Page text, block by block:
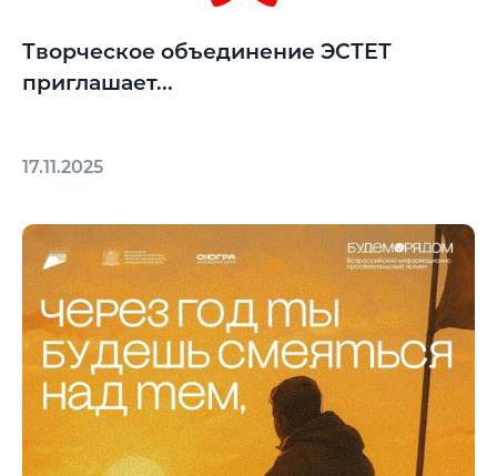
Творческое объединение ЭСТЕТ
приглашает...
17.11.2025